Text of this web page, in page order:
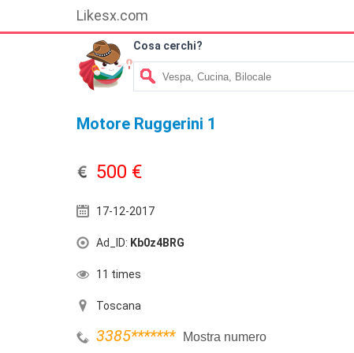
Likesx.com
Cosa cerchi?
Motore Ruggerini 1
500 €
17-12-2017
Ad_ID: Kb0z4BRG
11 times
Toscana
3385******* Mostra numero